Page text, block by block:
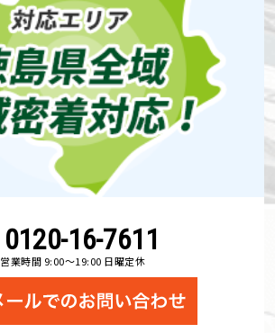
0120-16-7611
営業時間 9:00～19:00 日曜定休